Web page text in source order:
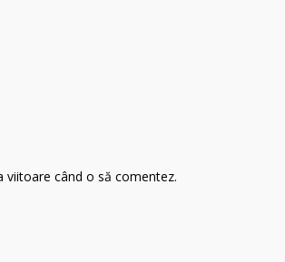
viitoare când o să comentez.